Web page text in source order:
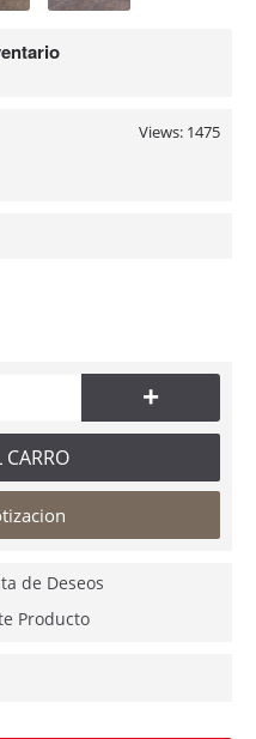
Views: 1475
+
de Deseos
Producto